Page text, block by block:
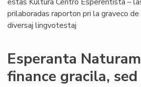
prilaboradas raporton pri la graveco
diversaj lingvotestaj
Esperanta
finance gracila,